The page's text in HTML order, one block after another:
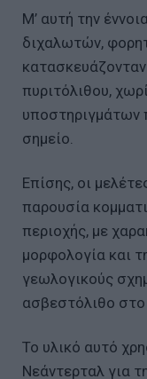
Μ’ αυτή την
διχαλωτών,
πυριτόλιθου,
υποστηριγμάτων
σημείο.
Επίσης, οι
παρουσία
περιοχής, με
μορφολογία και
γεωλογικούς
ασβεστόλιθο
Το υλικό αυτό
Νεάντερταλ για